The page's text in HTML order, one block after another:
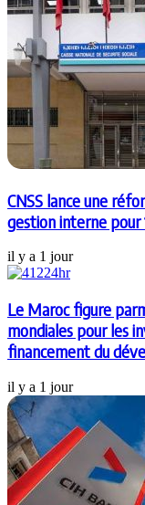
CNSS lance une
gestion interne pour
il y a 1 jour
Le Maroc figure
mondiales pour les
financement du
il y a 1 jour